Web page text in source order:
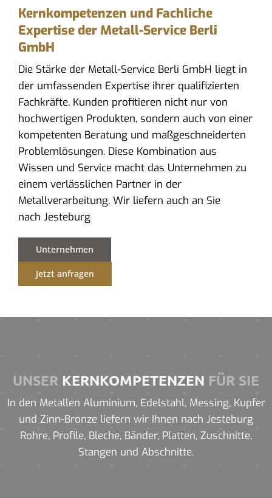
Kernkompetenzen und Fachliche
Expertise der Metall-Service Berli
GmbH
Die Stärke der Metall-Service Berli GmbH liegt in
der umfassenden Expertise ihrer qualifizierten
Fachkräfte. Kunden profitieren nicht nur von
hochwertigen Produkten, sondern auch von einer
kompetenten Beratung und maßgeschneiderten
Problemlösungen. Diese Kombination aus
Wissen und Service macht das Unternehmen zu
einem verlässlichen Partner in der
Metallverarbeitung. Wir liefern auch an Sie
nach Jesteburg
Unternehmen
Jetzt anfragen
UNSER KERNKOMPETENZEN FÜR SIE
In den Metallen Aluminium, Edelstahl, Messing, Kupfer
und Zinn-Bronze liefern wir Ihnen nach Jesteburg
Rohre, Profile, Bleche, Bänder, Platten, Zuschnitte,
Stangen und Abschnitte.